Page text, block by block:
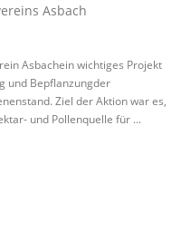
Asbach
Asbachein wichtiges Projekt
und Bepflanzungder
Ziel der Aktion war es,
und Pollenquelle für ...